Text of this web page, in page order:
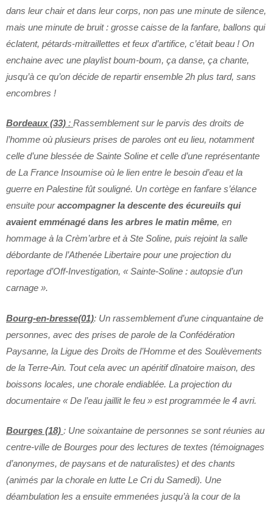
dans leur chair et dans leur corps, non pas une minute de silence,
mais une minute de bruit : grosse caisse de la fanfare, ballons qui
éclatent, pétards-mitraillettes et feux d’artifice, c’était beau ! On
enchaine avec une playlist boum-boum, ça danse, ça chante,
jusqu’à ce qu’on décide de repartir ensemble 2h plus tard, sans
encombres !
Bordeaux (33) : Rassemblement sur le parvis des droits de
l’homme où plusieurs prises de paroles ont eu lieu, notamment
celle d’une blessée de Sainte Soline et celle d’une représentante
de La France Insoumise où le lien entre le besoin d’eau et la
guerre en Palestine fût souligné. Un cortège en fanfare s’élance
ensuite pouraccompagner la descente des écureuils qui
avaient emménagé dans les arbres le matin même, en
hommage à la Crèm’arbre et à Ste Soline, puis rejoint la salle
débordante de l’Athenée Libertaire pour une projection du
reportage d’Off-Investigation, « Sainte-Soline : autopsie d’un
carnage ».
Bourg-en-bresse(01): Un rassemblement d’une cinquantaine de
personnes, avec des prises de parole de la Confédération
Paysanne, la Ligue des Droits de l’Homme et des Soulèvements
de la Terre-Ain. Tout cela avec un apéritif dînatoire maison, des
boissons locales, une chorale endiablée. La projection du
documentaire « De l’eau jaillit le feu » est programmée le 4 avri.
Bourges (18) : Une soixantaine de personnes se sont réunies au
centre-ville de Bourges pour des lectures de textes (témoignages
d’anonymes, de paysans et de naturalistes) et des chants
(animés par la chorale en lutte Le Cri du Samedi). Une
déambulation les a ensuite emmenées jusqu’à la cour de la